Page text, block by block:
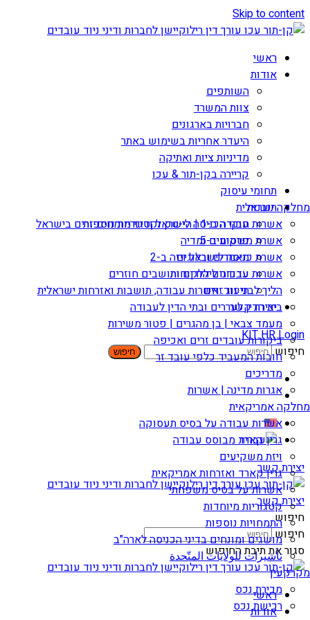
Skip to content
ראשי
אודות
השותפים
צוות המשרד
חברויות בארגונים
היעדר אחריות בשימוש באתר
מדיניות ציות ואתיקה
קריירה בקן-תור & עכו
תחומי עיסוק
מחלקה ישראלית
אשרות עבודה ב-1 | הי-טק וקטגוריות נוספות
אשרת משקיע ב-5
אשרת כניסה לישראל ויזה ב-2
אשרות עבודה ליהודים ותושבים חוזרים
הליך לבני זוג זרים
בית הדין לעררים ובתי הדין לעבודה
מעמד צבאי | בן מהגרים | פטור משירות
ביקורות עובדים זרים ואכיפה
חובות המעביד כלפי עובד זר
מדריכים
אגרות מדינה | אשרות
מחלקה אמריקאית
אשרות עבודה על בסיס תעסוקה
גרין קארד מבוסס עבודה
ויזת משקיעים
גרין קארד ואזרחות אמריקאית​
אשרות על בסיס משפחתי
קטגוריות מיוחדות
התמחויות נוספות
מושגים ומונחים בדיני הכניסה לארה"ב
تأشيرات للولايات المتّحدة
מקרקעין
מכירת נכס
רכישת נכס
תובנות
חוקי הכניסה לישראל ודיני מומחים זרים בישראל
פרסומים ומדיה
מאמרים ובלוגים
עדכונים ללקוחות
תיעוד: אשרות עבודה, תושבות ואזרחות ישראלית
יצירת קשר
KIT HR Login
חיפוש
חיפוש
יצירת קשר
יצירת קשר
חיפוש
חיפוש
סגור את תיבת החיפוש
ראשי
אודות